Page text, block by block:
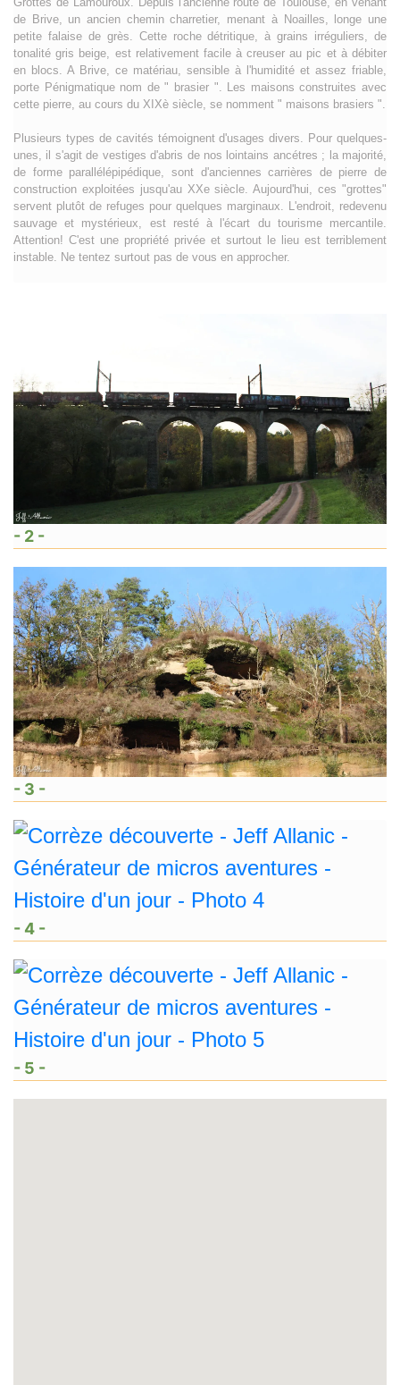
de Brive, un ancien chemin charretier, menant à Noailles, longe une
petite falaise de grès. Cette roche détritique, à grains irréguliers, de
tonalité gris beige, est relativement facile à creuser au pic et à débiter
en blocs. A Brive, ce matériau, sensible à l'humidité et assez friable,
porte Pénigmatique nom de " brasier ". Les maisons construites avec
cette pierre, au cours du XIXè siècle, se nomment " maisons brasiers ".
Plusieurs types de cavités témoignent d'usages divers. Pour quelques-
unes, il s'agit de vestiges d'abris de nos lointains ancétres ; la majorité,
de forme parallélépipédique, sont d'anciennes carrières de pierre de
construction exploitées jusqu'au XXe siècle. Aujourd'hui, ces "grottes"
servent plutôt de refuges pour quelques marginaux. L'endroit, redevenu
sauvage et mystérieux, est resté à l'écart du tourisme mercantile.
Attention! C'est une propriété privée et surtout le lieu est terriblement
instable. Ne tentez surtout pas de vous en approcher.
- 2 -
- 3 -
- 4 -
- 5 -